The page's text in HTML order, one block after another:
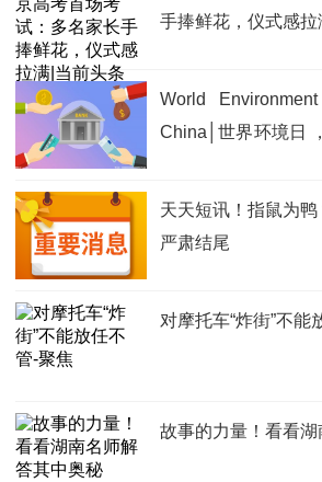
手捧鲜花，仪式感拉
World
China│世界环境日
天天短讯！指鼠为
严肃结尾
对摩托车“炸街”不能
故事的力量！看看